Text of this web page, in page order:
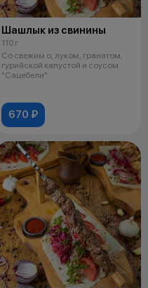
Шашлык из свинины
110 г
Со свежим о, луком, гранатом,
гурийской капустой и соусом
"Сацебели"
670 ₽